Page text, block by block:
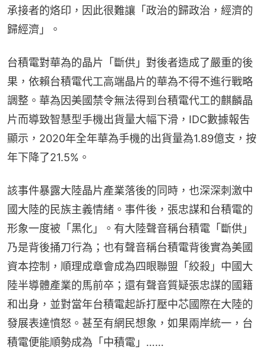
承接者的烙印，因此很難讓「政治的歸政治，經濟的
歸經濟」。
台積電對華為的晶片「斷供」對後者造成了嚴重的後
果，依賴台積電代工高端晶片的華為不得不進行戰略
調整。華為因美國禁令無法得到台積電代工的麒麟晶
片而導致智慧型手機出貨量大幅下滑，IDC數據報吿
顯示，2020年全年華為手機的出貨量為1.89億支，按
年下降了21.5%。
該事件暴露大陸晶片產業落後的同時，也深深刺激中
國大陸的民族主義情緒。事件後，張忠謀和台積電的
形象一度被「黑化」。有大陸聲音稱台積電「斷供」
乃是背後捅刀行為；也有聲音稱台積電背後實為美國
資本控制，順理成章會成為四眼聯盟「絞殺」中國大
陸半導體產業的馬前卒；還有聲音質疑張忠謀的國籍
和出身，並對當年台積電起訴打壓中芯國際在大陸的
發展表達憤怒。甚至有網民想象，如果兩岸統一，台
積電便能順勢成為「中積電」……